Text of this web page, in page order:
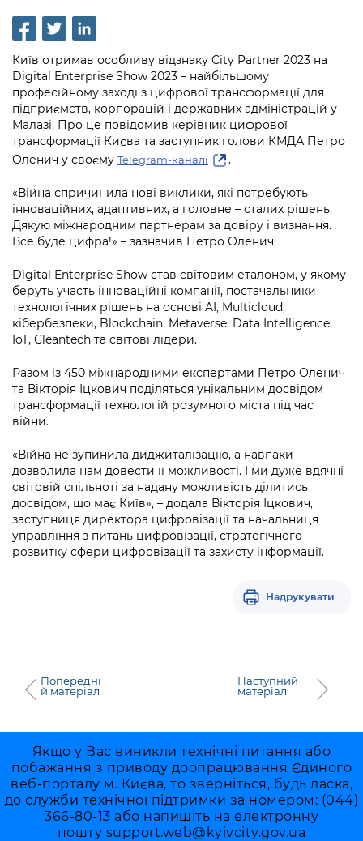
Проєкти розпоряджень, що
перебувають на погодженні КМВА
Рішення Київради
Контактна інформація
Графік роботи та прийому громадян
Вакансії
Статистика
Звернення громадян
Регуляторна діяльність
Промисловість і наука Києва
Підприємства, установи, організації
Kyiv International Relations
Гендерна політика
Безбар'єрність
Київська міська військова адміністрація
Освіта та навчальні заклади
Навколишнє середовище міста
Містобудування та земельні ділянки
Культура, спорт, дозвілля
Фінанси та бюджет
Безпека та правопорядок
Ритуальні послуги
Іноземцям / For foreigners
Портал Захисників та Захисниць
Безбар'єрність
Портал послуг
Міський застосунок Київ Цифровий
Важливе під час воєнного стану
Громадська експертиза
Консультації з громадськістю
Громадська рада
Петиції
Відкритий бюджет
Контактний центр
Допомога учасникам АТО
Рада з питань внутрішньо переміщених
осіб при Київській міській військовій
адміністрації
Уряд» – місцевий рівень»
Важливе під час воєнного стану
Інформація з обмеженим доступом
Подати запит онлайн
Проекти нормативно-правових та
інших актів
Нормативна база
Питання і відповіді про публічну
інформацію
Порядок оскарження рішень, дій чи
Звіти про опрацювання запитів на
публічну інформацію
Інформація для споживачів
Про відкриті дані
Портал даних Києва
Публічні дашборди
Медіагалерея
Підписатися на новини та анонси від
КМДА / Subscribe to announcements
from the KCSA
Порядок акредитації медіа /
Accreditation process
Submitting a media request
Зйомки в лікарнях в умовах воєнного
стану / Rules for media coverage of
Контакти для медіа / Contacts for mass
media
Портал Послуг
Київ отримав особливу відзнаку City Partner 2023 на
Digital Enterprise Show 2023 – найбільшому
професійному заході з цифрової трансформації для
підприємств, корпорацій і державних адміністрацій у
Малазі. Про це повідомив керівник цифрової
трансформації Києва та заступник голови КМДА Петро
Оленич у своєму Telegram-каналі .
«Війна спричинила нові виклики, які потребують
інноваційних, адаптивних, а головне – сталих рішень.
Дякую міжнародним партнерам за довіру і визнання.
Все буде цифра!» – зазначив Петро Оленич.
Digital Enterprise Show став світовим еталоном, у якому
беруть участь інноваційні компанії, постачальники
технологічних рішень на основі AI, Multicloud,
кібербезпеки, Blockchain, Metaverse, Data Intelligence,
IoT, Cleantech та світові лідери.
Разом із 450 міжнародними експертами Петро Оленич
та Вікторія Іцкович поділяться унікальним досвідом
трансформації технологій розумного міста під час
війни.
«Війна не зупинила диджиталізацію, а навпаки –
дозволила нам довести її можливості. І ми дуже вдячні
світовій спільноті за надану можливість ділитись
досвідом, що має Київ», – додала Вікторія Іцкович,
заступниця директора цифровізації та начальниця
управління з питань цифровізації, стратегічного
розвитку сфери цифровізації та захисту інформації.
Надрукувати
Попередні
й матеріал
Наступний
матеріал
Якщо у Вас виникли технічні питання або
побажання з приводу доопрацювання Єдиного
веб-порталу м. Києва, то зверніться, будь ласка,
до служби технічної підтримки за номером: (044)
366-80-13 або напишіть на електронну
пошту support.web@kyivcity.gov.ua